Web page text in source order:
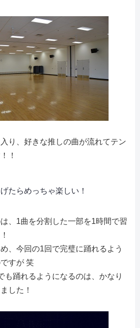
り、好きな推しの曲が流れてテン
！
たらめっちゃ楽しい！
、1曲を分割した一部を1時間で習
、今回の1回で完璧に踊れるよう
すが 笑
も踊れるようになるのは、かなり
した！